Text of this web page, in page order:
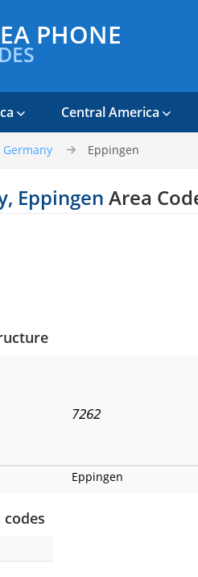
PHONE
Central America
Germany Eppingen
Eppingen Area
7262
Eppingen